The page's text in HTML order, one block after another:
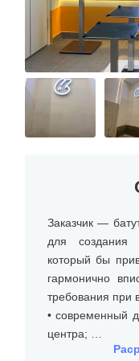
Заказчик —
для создания
который бы
гармонично
требования при
• современный
центра;
• короб белого